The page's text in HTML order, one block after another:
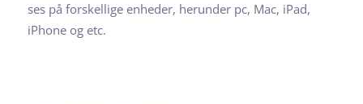
ses på forskellige enheder, herunder pc, Mac, iPad,
iPhone og etc.